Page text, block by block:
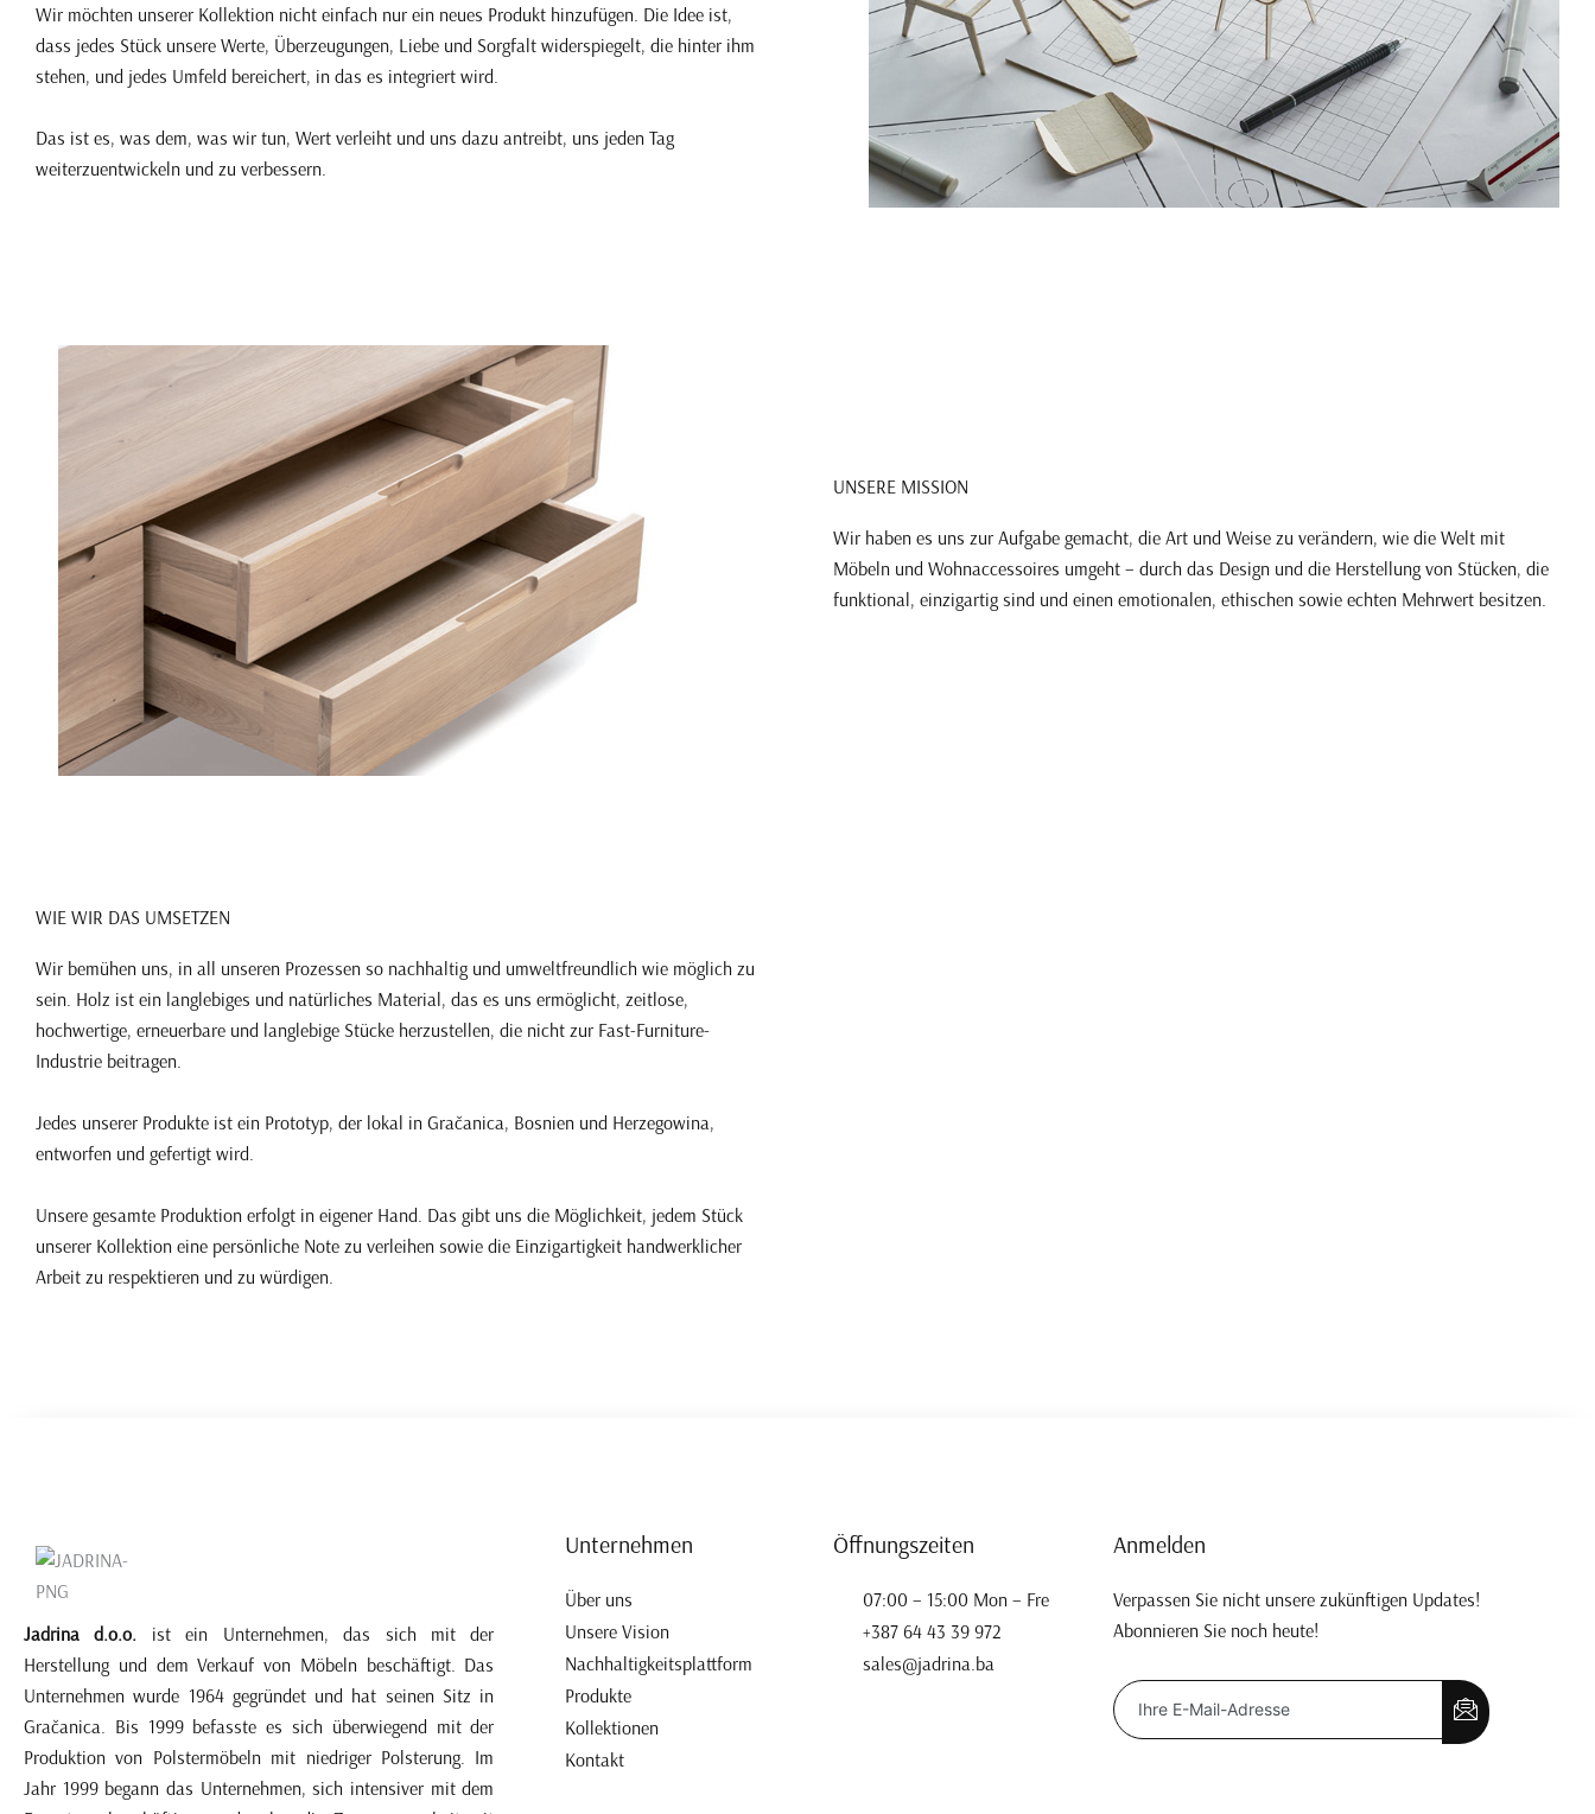
Wir möchten unserer Kollektion nicht einfach nur ein neues Produkt hinzufügen. Die Idee ist,
dass jedes Stück unsere Werte, Überzeugungen, Liebe und Sorgfalt widerspiegelt, die hinter ihm
stehen, und jedes Umfeld bereichert, in das es integriert wird.
Das ist es, was dem, was wir tun, Wert verleiht und uns dazu antreibt, uns jeden Tag
weiterzuentwickeln und zu verbessern.
UNSERE MISSION
Wir haben es uns zur Aufgabe gemacht, die Art und Weise zu verändern, wie die Welt mit
Möbeln und Wohnaccessoires umgeht – durch das Design und die Herstellung von Stücken, die
funktional, einzigartig sind und einen emotionalen, ethischen sowie echten Mehrwert besitzen.
WIE WIR DAS UMSETZEN
Wir bemühen uns, in all unseren Prozessen so nachhaltig und umweltfreundlich wie möglich zu
sein. Holz ist ein langlebiges und natürliches Material, das es uns ermöglicht, zeitlose,
hochwertige, erneuerbare und langlebige Stücke herzustellen, die nicht zur Fast-Furniture-
Industrie beitragen.
Jedes unserer Produkte ist ein Prototyp, der lokal in Gračanica, Bosnien und Herzegowina,
entworfen und gefertigt wird.
Unsere gesamte Produktion erfolgt in eigener Hand. Das gibt uns die Möglichkeit, jedem Stück
unserer Kollektion eine persönliche Note zu verleihen sowie die Einzigartigkeit handwerklicher
Arbeit zu respektieren und zu würdigen.
Jadrina d.o.o. ist ein Unternehmen, das sich mit der
Herstellung und dem Verkauf von Möbeln beschäftigt. Das
Unternehmen wurde 1964 gegründet und hat seinen Sitz in
Gračanica. Bis 1999 befasste es sich überwiegend mit der
Produktion von Polstermöbeln mit niedriger Polsterung. Im
Jahr 1999 begann das Unternehmen, sich intensiver mit dem
Unternehmen Öffnungszeiten
Über uns
Unsere Vision
Nachhaltigkeitsplattform
Produkte
Kollektionen
Kontakt
07:00 – 15:00 Mon – Fre
+387 64 43 39 972
sales@jadrina.ba
Anmelden
Verpassen Sie nicht unsere zukünftigen Updates!
Abonnieren Sie noch heute!